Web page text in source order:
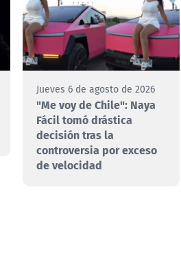
Jueves 6 de agosto de 2026
"Me voy de Chile": Naya
Fácil tomó drástica
decisión tras la
controversia por exceso
de velocidad